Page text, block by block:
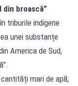
din broască”
triburile indigene
unei substanțe
America de Sud,
mari de apă;